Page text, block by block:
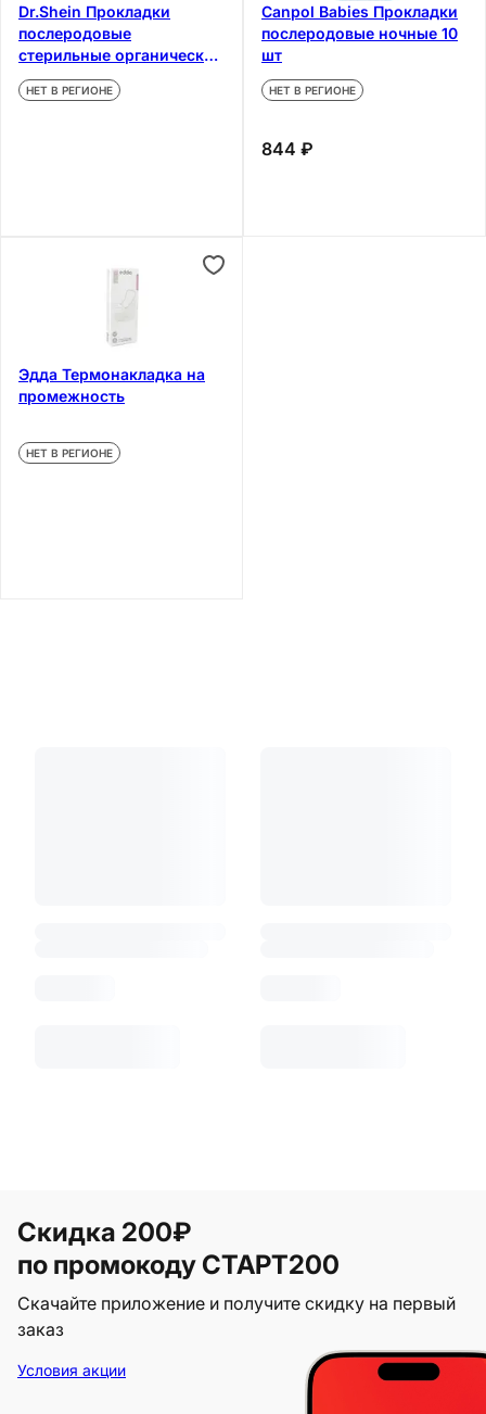
Dr.Shein Прокладки
послеродовые
стерильные органические
10 шт
НЕТ В РЕГИОНЕ
Canpol Babies Прокладки
послеродовые ночные 10
шт
НЕТ В РЕГИОНЕ
844 ₽
Эдда Термонакладка на
промежность
НЕТ В РЕГИОНЕ
Скидка 200₽
по промокоду СТАРТ200
Скачайте приложение и получите скидку на первый
заказ
Условия акции